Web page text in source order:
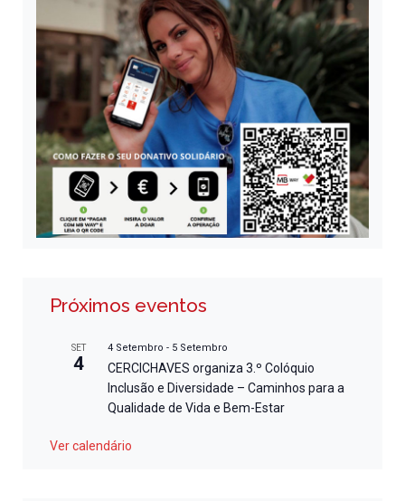
Próximos eventos
SET
4
4 Setembro - 5 Setembro
CERCICHAVES organiza 3.º Colóquio
Inclusão e Diversidade – Caminhos para a
Qualidade de Vida e Bem-Estar
Ver calendário